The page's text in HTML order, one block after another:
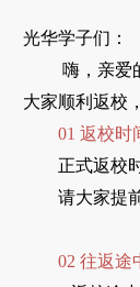
光华学子们：
嗨，亲爱
大家顺利返校
01 返校时
正式返校
请大家提
02 往返途